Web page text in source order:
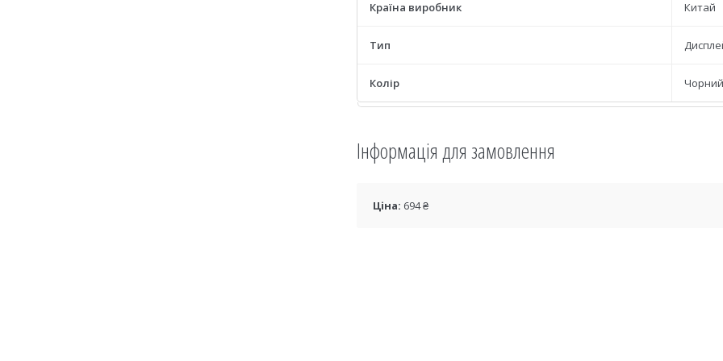
Країна виробник Китай
Тип
Колір Чорний
Інформація для замовлення
Ціна: 694 ₴